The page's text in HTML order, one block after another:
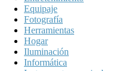
Equipaje
Fotografía
Herramientas
Hogar
Iluminación
Informática